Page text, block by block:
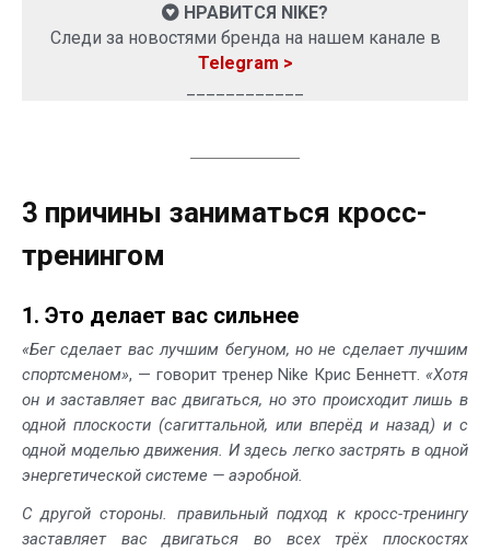
НРАВИТСЯ NIKE?
Следи за новостями бренда на нашем канале в
Telegram >
3 причины заниматься кросс-
тренингом
1. Это делает вас сильнее
«Бег сделает вас лучшим бегуном, но не сделает лучшим
спортсменом», — говорит тренер Nike Крис Беннетт. «Хотя
он и заставляет вас двигаться, но это происходит лишь в
одной плоскости (сагиттальной, или вперёд и назад) и с
одной моделью движения. И здесь легко застрять в одной
энергетической системе — аэробной.
С другой стороны. правильный подход к кросс-тренингу
заставляет вас двигаться во всех трёх плоскостях